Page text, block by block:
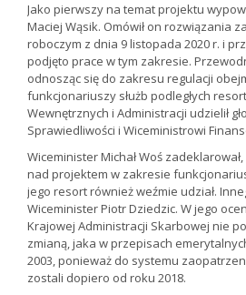
Jako pierwszy na temat projektu
Maciej Wąsik. Omówił on rozwiązania
roboczym z dnia 9 listopada 2020 r. i
podjęto prace w tym zakresie.
odnosząc się do zakresu regulacji
funkcjonariuszy służb podległych
Wewnętrznych i Administracji udzielił
Sprawiedliwości i Wiceministrowi
Wiceminister Michał Woś
nad projektem w zakresie
jego resort również weźmie udział.
Wiceminister Piotr Dziedzic. W jego
Krajowej Administracji Skarbowej nie
zmianą, jaka w przepisach
2003, ponieważ do systemu
zostali dopiero od roku 2018.